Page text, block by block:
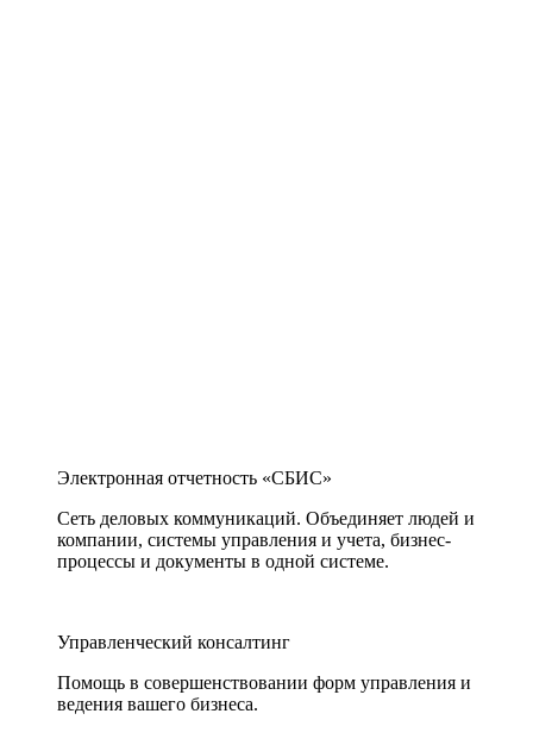
Электронная отчетность «СБИС»
Сеть деловых коммуникаций. Объединяет людей и
компании, системы управления и учета, бизнес-
процессы и документы в одной системе.
Управленческий консалтинг
Помощь в совершенствовании форм управления и
ведения вашего бизнеса.